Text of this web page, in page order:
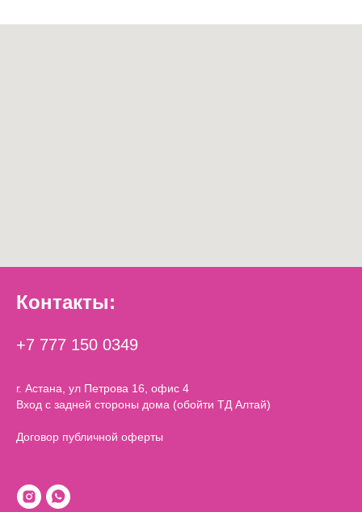
Контакты:
+7 777 150 0349
г. Астана, ул Петрова 16, офис 4
Вход с задней стороны дома (обойти ТД Алтай)
Договор публичной оферты